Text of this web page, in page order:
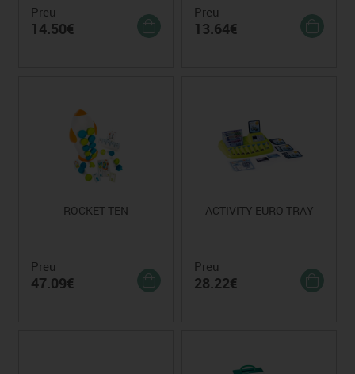
Preu
14.50€
Preu
13.64€
ROCKET TEN
Preu
47.09€
ACTIVITY EURO TRAY
Preu
28.22€